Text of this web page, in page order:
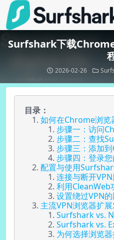
Surfshark下载
2026-02-26
目录：
如何在Chrome浏
步骤一：访问
步骤二：查找
步骤三：添加
步骤四：登录
配置与使用
连接与断开
利用CleanWeb
设置绕过VPN的
主流VPN浏览器扩
Surfshark vs.
Surfshark vs.
为何选择浏览